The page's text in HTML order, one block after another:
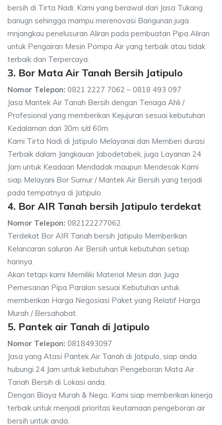
bersih di Tirta Nadi. Kami yang berawal dari Jasa Tukang
banugn sehingga mampu merenovasi Bangunan juga
mnjangkau penelusuran Aliran pada pembuatan Pipa Aliran
untuk Pengairan Mesin Pompa Air yang terbaik atau tidak
terbaik dan Terpercaya.
3. Bor Mata Air Tanah Bersih Jatipulo
Nomor Telepon: 0821 2227 7062 – 0818 493 097
Jasa Mantek Air Tanah Bersih dengan Tenaga Ahli /
Profesional yang memberikan Kejujuran sesuai kebutuhan
Kedalaman dari 30m s/d 60m.
Kami Tirta Nadi di Jatipulo Melayanai dan Memberi durasi
Terbaik dalam Jangkauan Jabodetabek, juga Layanan 24
Jam untuk Keadaan Mendadak maupun Mendesak Kami
siap Melayani Bor Sumur / Mantek Air Bersih yang terjadi
pada tempatnya di Jatipulo.
4. Bor AIR Tanah bersih Jatipulo terdekat
Nomor Telepon: 082122277062
Terdekat Bor AIR Tanah bersih Jatipulo Memberikan
Kelancaran saluran Air Bersih untuk kebutuhan setiap
harinya.
Akan tetapi kami Memiliki Material Mesin dan Juga
Pemesanan Pipa Paralon sesuai Kebutuhan untuk
memberikan Harga Negosiasi Paket yang Relatif Harga
Murah / Bersahabat.
5. Pantek air Tanah di Jatipulo
Nomor Telepon: 0818493097
Jasa yang Atasi Pantek Air Tanah di Jatipulo, siap anda
hubungi 24 Jam untuk kebutuhan Pengeboran Mata Air
Tanah Bersih di Lokasi anda.
Dengan Biaya Murah & Nego, Kami siap memberikan kinerja
terbaik untuk menjadi prioritas keutamaan pengeboran air
bersih untuk anda.